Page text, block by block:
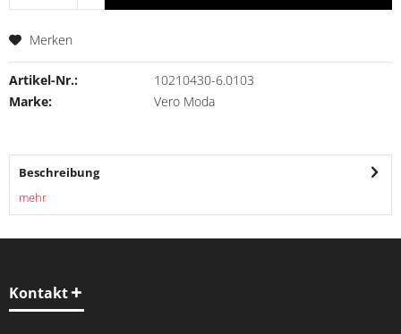
Merken
Artikel-Nr.:
10210430-6.0103
Marke:
Vero Moda
Beschreibung
mehr
Kontakt